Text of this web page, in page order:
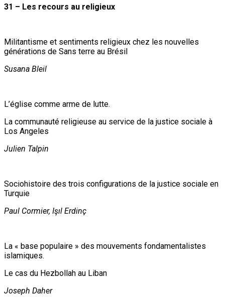
31 – Les recours au religieux
Militantisme et sentiments religieux chez les nouvelles
générations de Sans terre au Brésil
Susana Bleil
L’église comme arme de lutte.
La communauté religieuse au service de la justice sociale à
Los Angeles
Julien Talpin
Sociohistoire des trois configurations de la justice sociale en
Turquie
Paul Cormier, Işıl Erdinç
La « base populaire » des mouvements fondamentalistes
islamiques.
Le cas du Hezbollah au Liban
Joseph Daher